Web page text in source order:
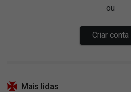
Mais lidas